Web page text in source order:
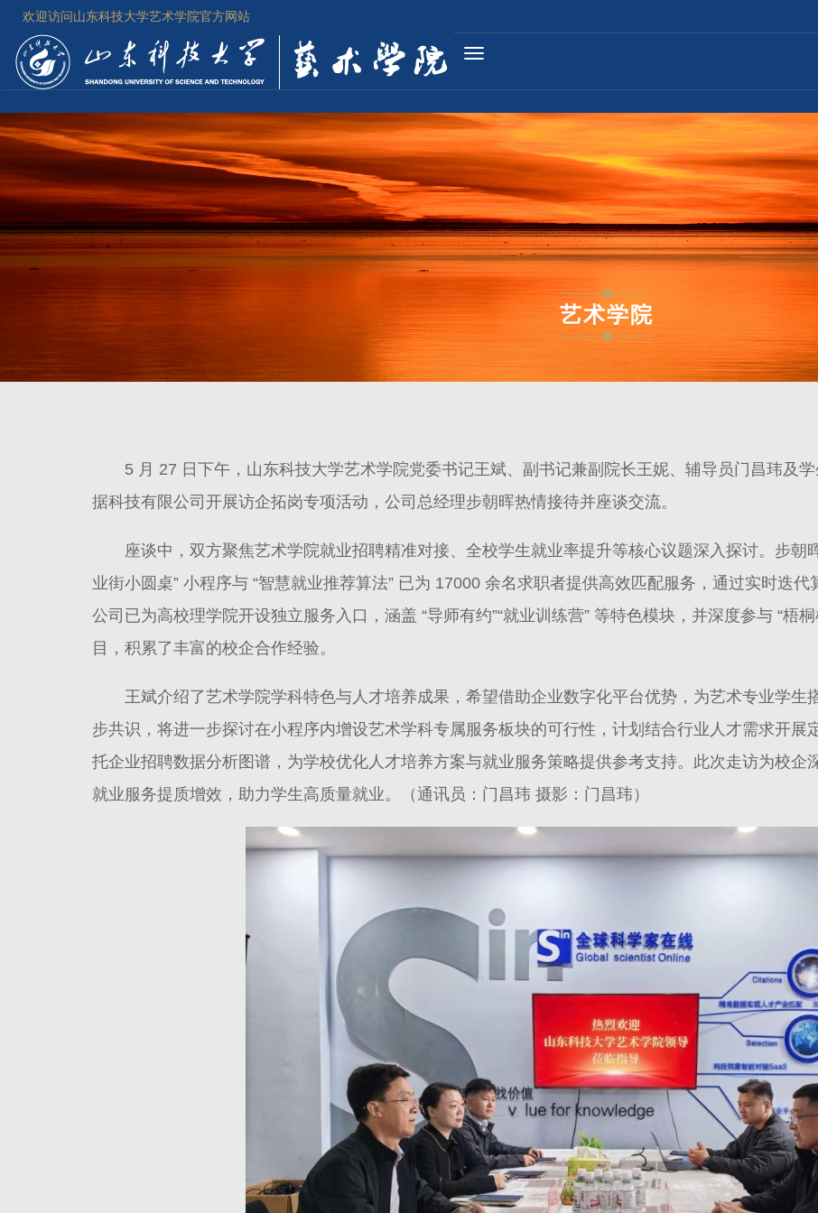
欢迎访问山东科技大学艺术学院官方网站
Toggle
navigation
艺术学院
5 月 27 日下午，山东科技大学艺术学院党委书记王斌、副书记兼副院长王妮、辅导员门昌玮及
据科技有限公司开展访企拓岗专项活动，公司总经理步朝晖热情接待并座谈交流。
座谈中，双方聚焦艺术学院就业招聘精准对接、全校学生就业率提升等核心议题深入探讨。步朝
业街小圆桌” 小程序与 “智慧就业推荐算法” 已为 17000 余名求职者提供高效匹配服务，通过实时迭
公司已为高校理学院开设独立服务入口，涵盖 “导师有约”“就业训练营” 等特色模块，并深度参与 “梧
目，积累了丰富的校企合作经验。
王斌介绍了艺术学院学科特色与人才培养成果，希望借助企业数字化平台优势，为艺术专业学生
步共识，将进一步探讨在小程序内增设艺术学科专属服务板块的可行性，计划结合行业人才需求开展
托企业招聘数据分析图谱，为学校优化人才培养方案与就业服务策略提供参考支持。此次走访为校企
就业服务提质增效，助力学生高质量就业。（通讯员：门昌玮 摄影：门昌玮）